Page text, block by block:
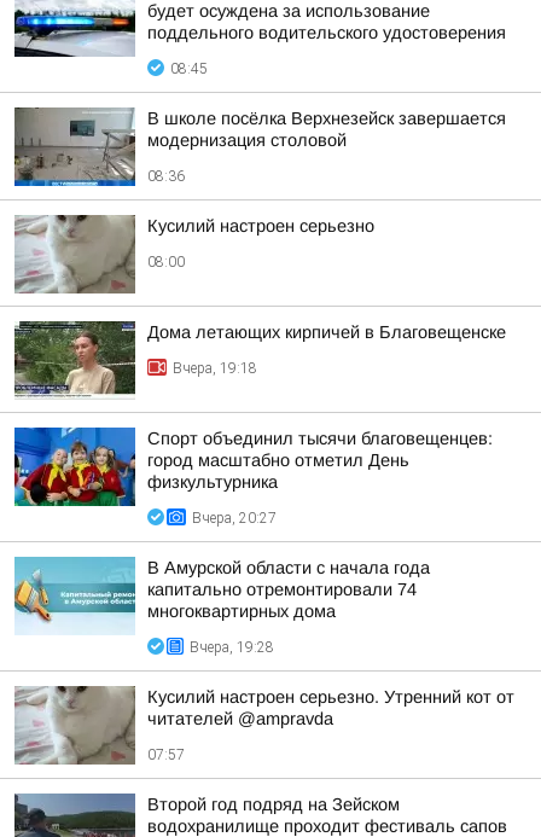
будет осуждена за использование
поддельного водительского удостоверения
08:45
В школе посёлка Верхнезейск завершается
модернизация столовой
08:36
Кусилий настроен серьезно
08:00
Дома летающих кирпичей в Благовещенске
Вчера, 19:18
Спорт объединил тысячи благовещенцев:
город масштабно отметил День
физкультурника
Вчера, 20:27
В Амурской области с начала года
капитально отремонтировали 74
многоквартирных дома
Вчера, 19:28
Кусилий настроен серьезно. Утренний кот от
читателей @ampravda
07:57
Второй год подряд на Зейском
водохранилище проходит фестиваль сапов